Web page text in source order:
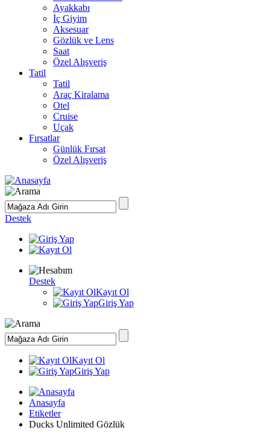
Ayakkabı
İç Giyim
Aksesuar
Gözlük ve Lens
Saat
Özel Alışveriş
Tatil
Tatil
Araç Kiralama
Otel
Cruise
Uçak
Fırsatlar
Günlük Fırsat
Özel Alışveriş
Destek
Destek
Kayıt Ol
Giriş Yap
Kayıt Ol
Giriş Yap
Anasayfa
Etiketler
Ducks Unlimited Gözlük